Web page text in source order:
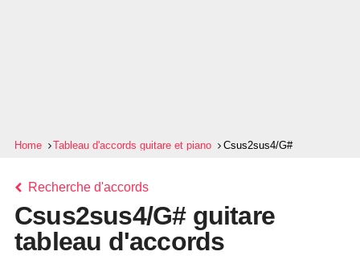
Home Tableau d'accords guitare et piano Csus2sus4/G#
Recherche d'accords
Csus2sus4/G# guitare
tableau d'accords